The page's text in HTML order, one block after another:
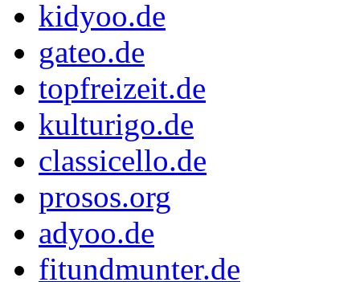
kidyoo.de
gateo.de
topfreizeit.de
kulturigo.de
classicello.de
prosos.org
adyoo.de
fitundmunter.de